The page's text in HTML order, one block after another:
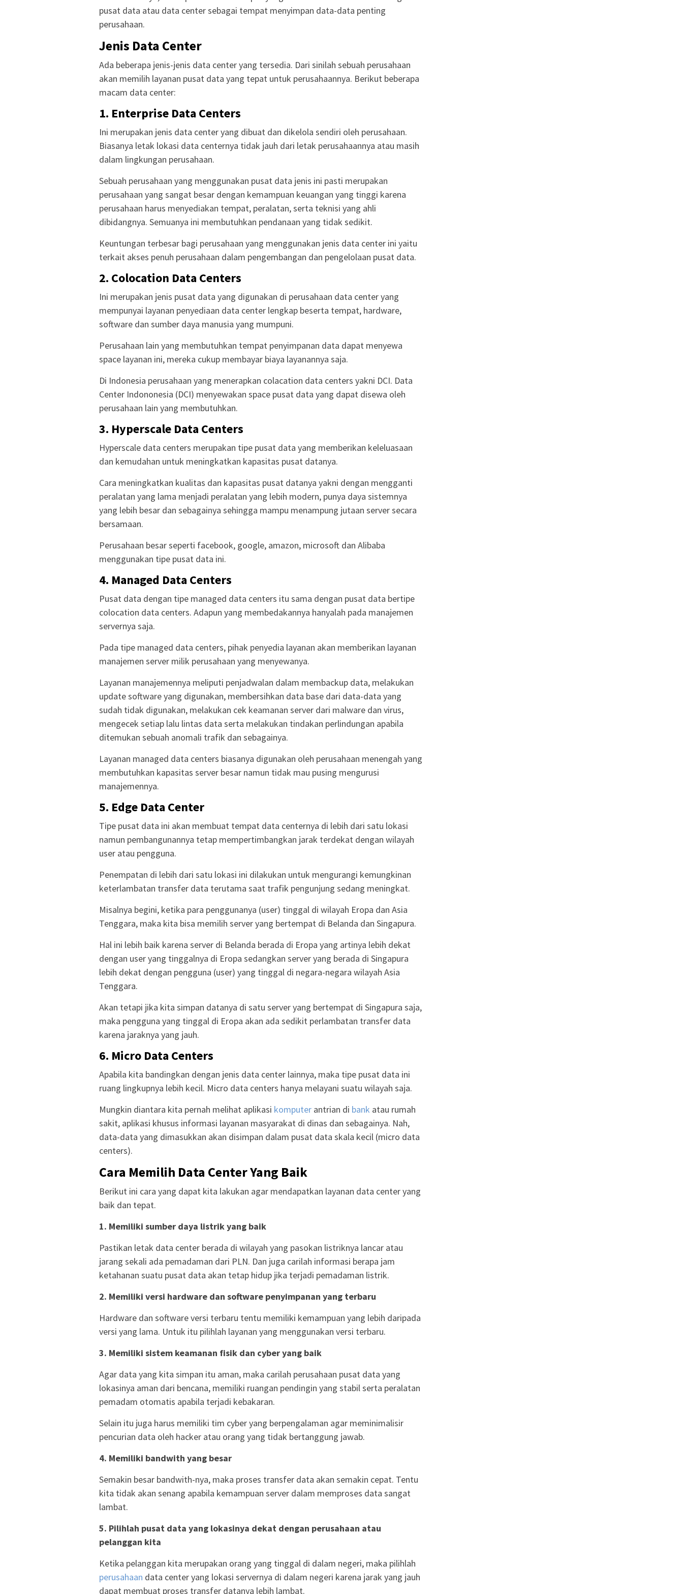
pusat data atau data center sebagai tempat menyimpan data-data penting
perusahaan.
Jenis Data Center
Ada beberapa jenis-jenis data center yang tersedia. Dari sinilah sebuah perusahaan
akan memilih layanan pusat data yang tepat untuk perusahaannya. Berikut beberapa
macam data center:
1. Enterprise Data Centers
Ini merupakan jenis data center yang dibuat dan dikelola sendiri oleh perusahaan.
Biasanya letak lokasi data centernya tidak jauh dari letak perusahaannya atau masih
dalam lingkungan perusahaan.
Sebuah perusahaan yang menggunakan pusat data jenis ini pasti merupakan
perusahaan yang sangat besar dengan kemampuan keuangan yang tinggi karena
perusahaan harus menyediakan tempat, peralatan, serta teknisi yang ahli
dibidangnya. Semuanya ini membutuhkan pendanaan yang tidak sedikit.
Keuntungan terbesar bagi perusahaan yang menggunakan jenis data center ini yaitu
terkait akses penuh perusahaan dalam pengembangan dan pengelolaan pusat data.
2. Colocation Data Centers
Ini merupakan jenis pusat data yang digunakan di perusahaan data center yang
mempunyai layanan penyediaan data center lengkap beserta tempat, hardware,
software dan sumber daya manusia yang mumpuni.
Perusahaan lain yang membutuhkan tempat penyimpanan data dapat menyewa
space layanan ini, mereka cukup membayar biaya layanannya saja.
Di Indonesia perusahaan yang menerapkan colacation data centers yakni DCI. Data
Center Indononesia (DCI) menyewakan space pusat data yang dapat disewa oleh
perusahaan lain yang membutuhkan.
3. Hyperscale Data Centers
Hyperscale data centers merupakan tipe pusat data yang memberikan keleluasaan
dan kemudahan untuk meningkatkan kapasitas pusat datanya.
Cara meningkatkan kualitas dan kapasitas pusat datanya yakni dengan mengganti
peralatan yang lama menjadi peralatan yang lebih modern, punya daya sistemnya
yang lebih besar dan sebagainya sehingga mampu menampung jutaan server secara
bersamaan.
Perusahaan besar seperti facebook, google, amazon, microsoft dan Alibaba
menggunakan tipe pusat data ini.
4. Managed Data Centers
Pusat data dengan tipe managed data centers itu sama dengan pusat data bertipe
colocation data centers. Adapun yang membedakannya hanyalah pada manajemen
servernya saja.
Pada tipe managed data centers, pihak penyedia layanan akan memberikan layanan
manajemen server milik perusahaan yang menyewanya.
Layanan manajemennya meliputi penjadwalan dalam membackup data, melakukan
update software yang digunakan, membersihkan data base dari data-data yang
sudah tidak digunakan, melakukan cek keamanan server dari malware dan virus,
mengecek setiap lalu lintas data serta melakukan tindakan perlindungan apabila
ditemukan sebuah anomali trafik dan sebagainya.
Layanan managed data centers biasanya digunakan oleh perusahaan menengah yang
membutuhkan kapasitas server besar namun tidak mau pusing mengurusi
manajemennya.
5. Edge Data Center
Tipe pusat data ini akan membuat tempat data centernya di lebih dari satu lokasi
namun pembangunannya tetap mempertimbangkan jarak terdekat dengan wilayah
user atau pengguna.
Penempatan di lebih dari satu lokasi ini dilakukan untuk mengurangi kemungkinan
keterlambatan transfer data terutama saat trafik pengunjung sedang meningkat.
Misalnya begini, ketika para penggunanya (user) tinggal di wilayah Eropa dan Asia
Tenggara, maka kita bisa memilih server yang bertempat di Belanda dan Singapura.
Hal ini lebih baik karena server di Belanda berada di Eropa yang artinya lebih dekat
dengan user yang tinggalnya di Eropa sedangkan server yang berada di Singapura
lebih dekat dengan pengguna (user) yang tinggal di negara-negara wilayah Asia
Tenggara.
Akan tetapi jika kita simpan datanya di satu server yang bertempat di Singapura saja,
maka pengguna yang tinggal di Eropa akan ada sedikit perlambatan transfer data
karena jaraknya yang jauh.
6. Micro Data Centers
Apabila kita bandingkan dengan jenis data center lainnya, maka tipe pusat data ini
ruang lingkupnya lebih kecil. Micro data centers hanya melayani suatu wilayah saja.
Mungkin diantara kita pernah melihat aplikasi komputer antrian di bank atau rumah
sakit, aplikasi khusus informasi layanan masyarakat di dinas dan sebagainya. Nah,
data-data yang dimasukkan akan disimpan dalam pusat data skala kecil (micro data
centers).
Cara Memilih Data Center Yang Baik
Berikut ini cara yang dapat kita lakukan agar mendapatkan layanan data center yang
baik dan tepat.
1. Memiliki sumber daya listrik yang baik
Pastikan letak data center berada di wilayah yang pasokan listriknya lancar atau
jarang sekali ada pemadaman dari PLN. Dan juga carilah informasi berapa jam
ketahanan suatu pusat data akan tetap hidup jika terjadi pemadaman listrik.
2. Memiliki versi hardware dan software penyimpanan yang terbaru
Hardware dan software versi terbaru tentu memiliki kemampuan yang lebih daripada
versi yang lama. Untuk itu pilihlah layanan yang menggunakan versi terbaru.
3. Memiliki sistem keamanan fisik dan cyber yang baik
Agar data yang kita simpan itu aman, maka carilah perusahaan pusat data yang
lokasinya aman dari bencana, memiliki ruangan pendingin yang stabil serta peralatan
pemadam otomatis apabila terjadi kebakaran.
Selain itu juga harus memiliki tim cyber yang berpengalaman agar meminimalisir
pencurian data oleh hacker atau orang yang tidak bertanggung jawab.
4. Memiliki bandwith yang besar
Semakin besar bandwith-nya, maka proses transfer data akan semakin cepat. Tentu
kita tidak akan senang apabila kemampuan server dalam memproses data sangat
lambat.
5. Pilihlah pusat data yang lokasinya dekat dengan perusahaan atau
pelanggan kita
Ketika pelanggan kita merupakan orang yang tinggal di dalam negeri, maka pilihlah
perusahaan data center yang lokasi servernya di dalam negeri karena jarak yang jauh
dapat membuat proses transfer datanya lebih lambat.